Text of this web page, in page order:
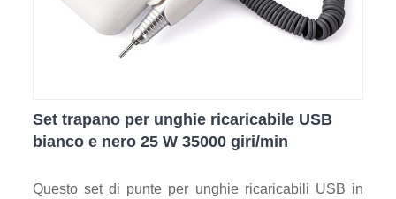
Set trapano per unghie ricaricabile USB
bianco e nero 25 W 35000 giri/min
Questo set di punte per unghie ricaricabili USB in